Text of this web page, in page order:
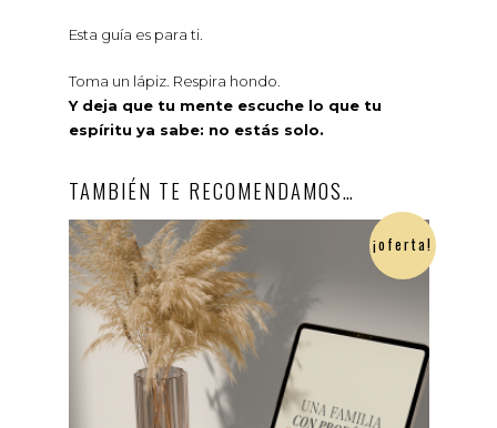
Esta guía es para ti.
Toma un lápiz. Respira hondo.
Y deja que tu mente escuche lo que tu
espíritu ya sabe: no estás solo.
TAMBIÉN TE RECOMENDAMOS…
¡oferta!